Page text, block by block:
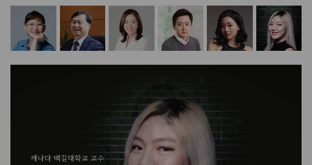
캐나다 맥길대학교 교수
한국과학기술
이화여자대학교 교수
캐나다 맥길대학교 교수